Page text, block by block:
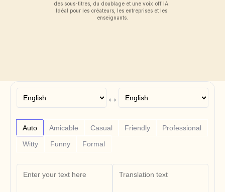
des sous-titres, du doublage et une voix off IA.
Idéal pour les créateurs, les entreprises et les
enseignants.
↔
Auto Amicable Casual Friendly
Professional
Witty
Funny Formal
Champions du changement en IA
Partner Program
CAS D'UTILISATION
Gestion du changement
Pré-vente
Marketing produit
Succès client
See more